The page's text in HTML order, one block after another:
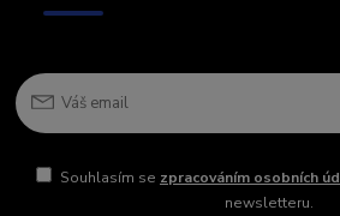
Souhlasím se zpracováním osobních
newsletteru.